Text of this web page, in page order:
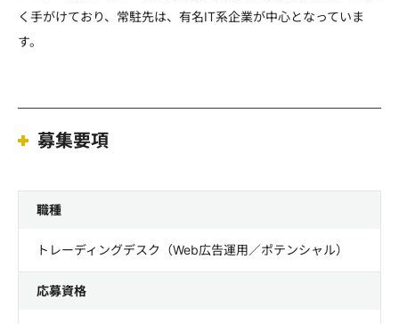
く手がけており、常駐先は、有名IT系企業が中心となっていま
す。
募集要項
職種
トレーディングデスク（Web広告運用／ポテンシャル）
応募資格